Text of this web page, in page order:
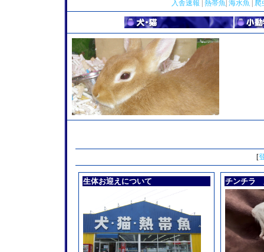
入舎速報 熱帯魚 海水魚 爬